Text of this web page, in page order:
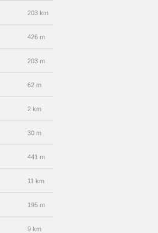
203 km
426 m
203 m
62 m
2 km
30 m
441 m
11 km
195 m
9 km